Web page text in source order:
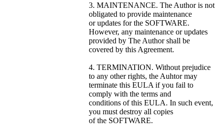
3. MAINTENANCE. The Author is not
obligated to provide maintenance
or updates for the SOFTWARE.
However, any maintenance or updates
provided by The Author shall be
covered by this Agreement.
4. TERMINATION. Without prejudice
to any other rights, the Auhtor may
terminate this EULA if you fail to
comply with the terms and
conditions of this EULA. In such event,
you must destroy all copies
of the SOFTWARE.